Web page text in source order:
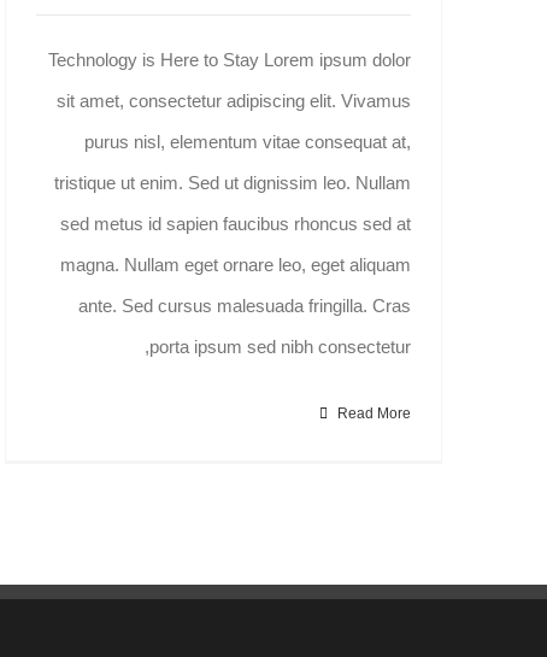
Technology is Here to Stay Lorem ipsum dolor
sit amet, consectetur adipiscing elit. Vivamus
purus nisl, elementum vitae consequat at,
tristique ut enim. Sed ut dignissim leo. Nullam
sed metus id sapien faucibus rhoncus sed at
magna. Nullam eget ornare leo, eget aliquam
ante. Sed cursus malesuada fringilla. Cras
porta ipsum sed nibh consectetur,
Read More